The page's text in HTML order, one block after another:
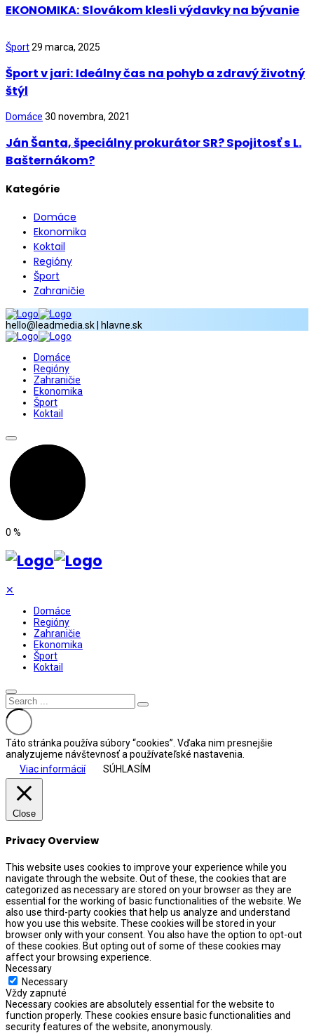
EKONOMIKA: Slovákom klesli výdavky na bývanie
Šport29 marca, 2025
Šport v jari: Ideálny čas na pohyb a zdravý životný
štýl
Domáce 30 novembra, 2021
Ján Šanta, špeciálny prokurátor SR? Spojitosť s L.
Bašternákom?
Kategórie
Domáce
Ekonomika
Koktail
Regióny
Šport
Zahraničie
hello@leadmedia.sk | hlavne.sk
Domáce
Regióny
Zahraničie
Ekonomika
Šport
Koktail
0 %
✕
Domáce
Regióny
Zahraničie
Ekonomika
Šport
Koktail
Táto stránka používa súbory “cookies”. Vďaka nim presnejšie
analyzujeme návštevnosť a používateľské nastavenia.
Viac informácií
SÚHLASÍM
Close
Privacy Overview
This website uses cookies to improve your experience while you
navigate through the website. Out of these, the cookies that are
categorized as necessary are stored on your browser as they are
essential for the working of basic functionalities of the website. We
also use third-party cookies that help us analyze and understand
how you use this website. These cookies will be stored in your
browser only with your consent. You also have the option to opt-out
of these cookies. But opting out of some of these cookies may
affect your browsing experience.
Necessary
Necessary
Vždy zapnuté
Necessary cookies are absolutely essential for the website to
function properly. These cookies ensure basic functionalities and
security features of the website, anonymously.